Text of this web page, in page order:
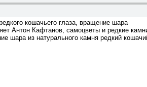
кошачьего глаза, вращение шара
Антон Кафтанов, самоцветы и редкие
шара из натурального камня редкий